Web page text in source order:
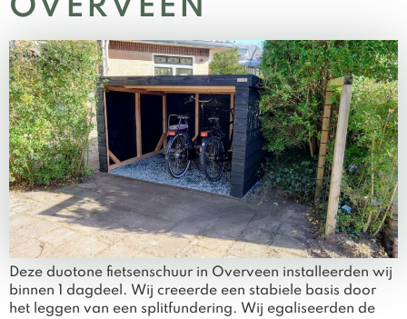
OVERVEEN
Deze duotone fietsenschuur in Overveen installeerden wij
binnen 1 dagdeel. Wij creeerde een stabiele basis door
het leggen van een splitfundering. Wij egaliseerden de